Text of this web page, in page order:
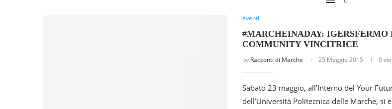
eventi
#MARCHEINADAY: IGERSFERMO
COMMUNITY VINCITRICE
by Racconti di Marche 25 Maggio 2015 0
Sabato 23 maggio, all’Interno del Your
dell’Università Politecnica delle Marche, si